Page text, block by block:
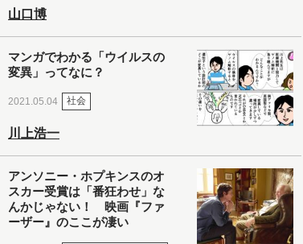
山口博
マンガでわかる「ウイルスの
変異」ってなに？
2021.05.04 社会
川上浩一
アンソニー・ホプキンスのオ
スカー受賞は「番狂わせ」な
んかじゃない！ 映画『ファ
ーザー』のここが凄い